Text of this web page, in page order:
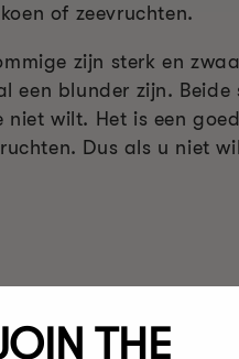
of zeevruchten.
zijn sterk en
een blunder zijn.
wilt. Het is een
Dus als u niet
THE